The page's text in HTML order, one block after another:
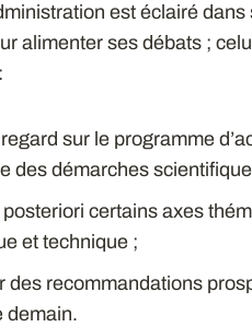
est éclairé
alimenter ses débats ;
sur le programme
des démarches
certains axes
et technique ;
des recommandations
demain.